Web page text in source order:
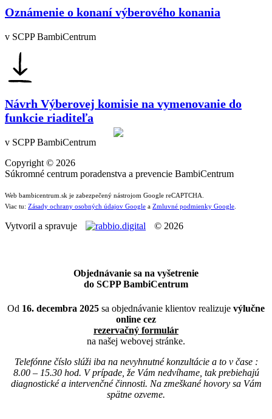
Oznámenie o konaní výberového konania
v SCPP BambiCentrum
Návrh Výberovej komisie na vymenovanie do
funkcie riaditeľa
v SCPP BambiCentrum
Copyright © 2026
Súkromné centrum poradenstva a prevencie BambiCentrum
Web bambicentrum.sk je zabezpečený nástrojom Google reCAPTCHA.
Viac tu: Zásady ochrany osobných údajov Google a Zmluvné podmienky Google
Vytvoril a spravuje © 2026
Objednávanie sa na vyšetrenie
do SCPP BambiCentrum
Od 16. decembra 2025 sa objednávanie klientov realizuje výlučne
online cez
rezervačný formulár
na našej webovej stránke.
Telefónne číslo slúži iba na nevyhnutné konzultácie a to v čase :
8.00 – 15.30 hod. V prípade, že Vám nedvíhame, tak prebiehajú
diagnostické a intervenčné činnosti. Na zmeškané hovory sa Vám
spätne ozveme.